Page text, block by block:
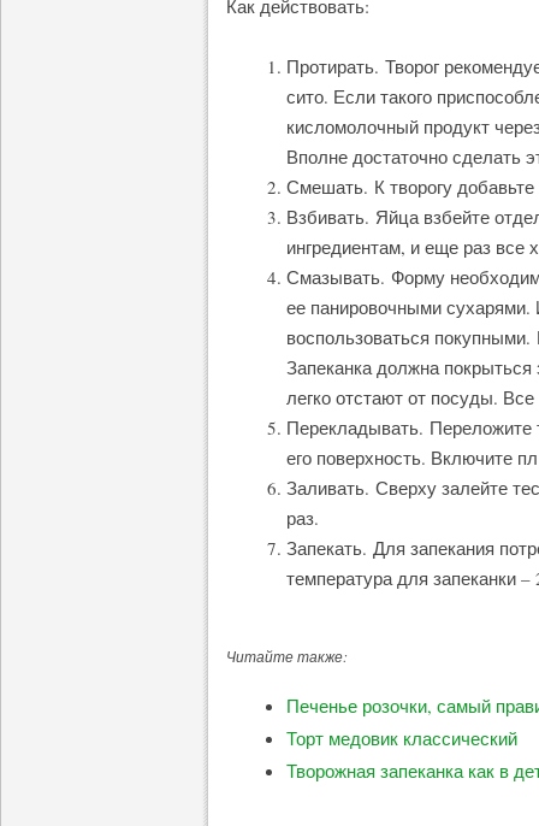
Как действовать:
Протирать. Творог
сито. Если такого
кисломолочный продукт
Вполне достаточно сделать
Смешать. К творогу
Взбивать. Яйца взбейте
ингредиентам, и еще раз все
Смазывать. Форму
ее панировочными сухарями.
воспользоваться
Запеканка должна
легко отстают от посуды.
Перекладывать. Переложите
его поверхность. Включите
Заливать. Сверху залейте
раз.
Запекать. Для запекания
температура для запеканки –
Читайте также:
Печенье розочки, самый
Торт медовик классический
Творожная запеканка как в